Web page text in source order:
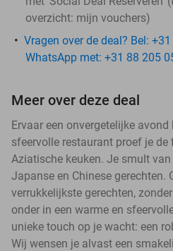
overzicht: mijn vouchers)
Vragen over de deal? Bel:
WhatsApp met: +31 88 205
Meer over deze deal
Ervaar een onvergetelijke
sfeervolle restaurant proef je
Aziatische keuken. Je smult
Japanse en Chinese gerechten.
verrukkelijkste gerechten,
onder in een warme en
unieke touch op je wacht: een
Wij wensen je alvast een